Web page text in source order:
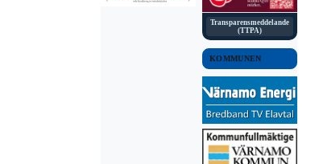
Transparensmeddelande
(TTPA)
KOMMUNEN